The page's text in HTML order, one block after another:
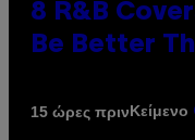
8 R&B
Be Better
15 ώρες πρινΚείμενο